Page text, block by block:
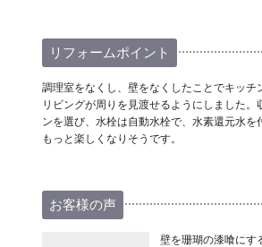
リフォームポイント
調理室をなくし、壁をなくしたことでキッチ
リビングが周りを見渡せるようにしました。
ンを選び、水栓は自動水栓で、水素還元水を
もっと楽しくなりそうです。
お客様の声
壁を珊瑚の漆喰にす